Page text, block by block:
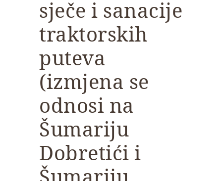
sječe i sanacije
traktorskih
puteva
(izmjena se
odnosi na
Šumariju
Dobretići i